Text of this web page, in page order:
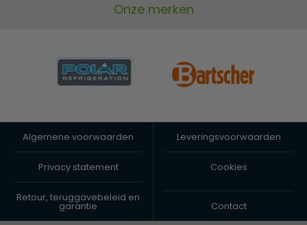
Onze merken
Algemene voorwaarden Leveringsvoorwaarden
Privacy statement Cookies
Retour, teruggavebeleid en
garantie Contact